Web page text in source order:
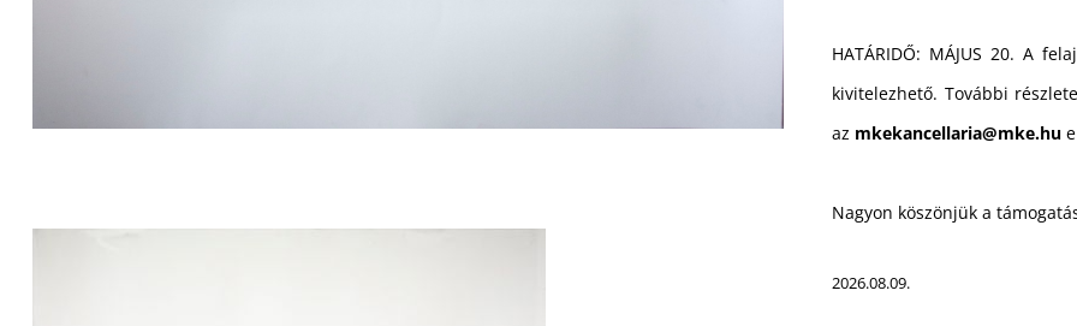
HATÁRIDŐ: MÁJUS 20. A
kivitelezhető. További
az mkekancellaria@mke.hu
Nagyon köszönjük a
2026.08.09.